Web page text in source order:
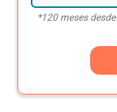
*120meses desde